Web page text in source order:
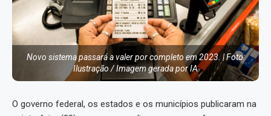
Novo sistema passará a valer por completo em 2023. | Foto:
Ilustração / Imagem gerada por IA
O governo federal, os estados e os municípios publicaram na